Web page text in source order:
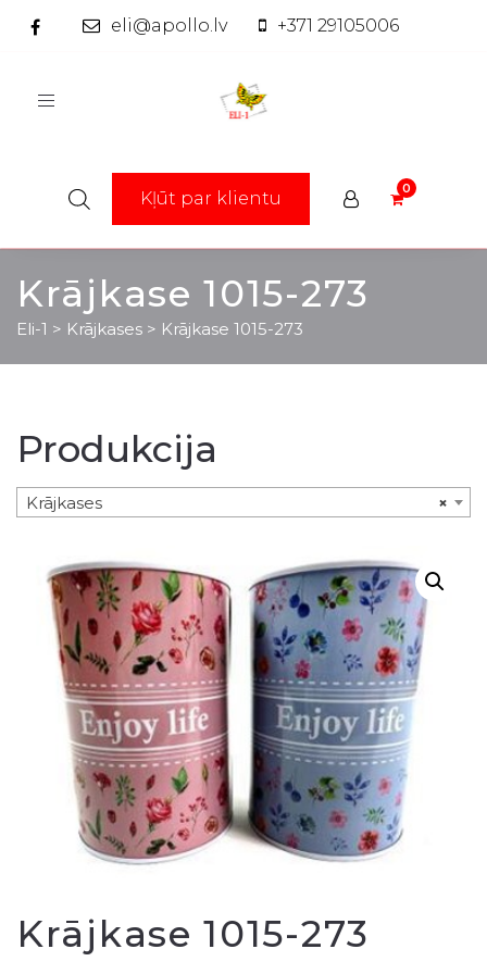
eli@apollo.lv +371 29105006
Toggle
Kļūt par klientu
Krājkase 1015-273
Eli-1 > Krājkases > Krājkase 1015-273
Produkcija
×
Krājkases
Krājkase 1015-273